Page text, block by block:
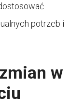
potrzeb i
w